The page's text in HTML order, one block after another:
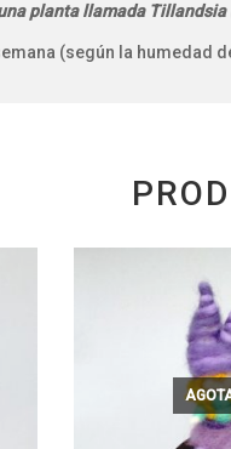
planta llamada
(según la humedad